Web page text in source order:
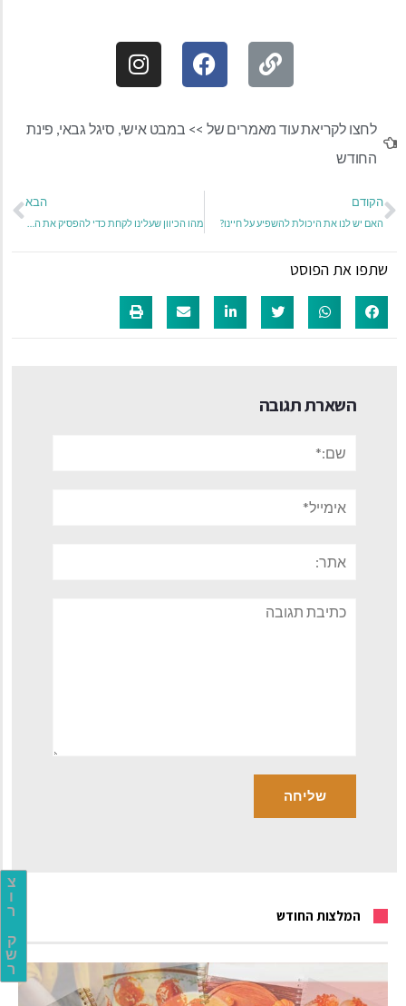
צ
ו
ר
ק
ש
ר
לחצו לקריאת עוד מאמרים של >> במבט אישי, סיגל גבאי, פינת
החודש
הקודם
האם יש לנו את היכולת להשפיע על חיינו?
הבא
שתפו את הפוסט
השארת תגובה
תגובה
המלצות החודש